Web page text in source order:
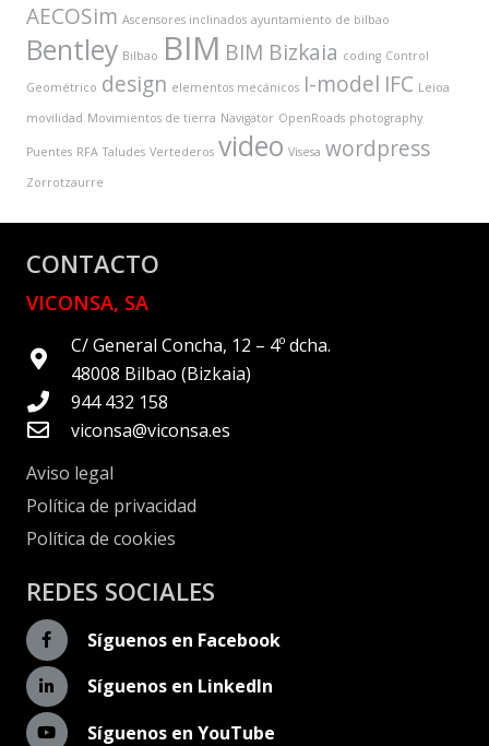
AECOSim Ascensores inclinados ayuntamiento de bilbao
Bentley Bilbao BIM BIM Bizkaia coding Control
Geométrico design elementos mecánicos I-model IFC Leioa
movilidad Movimientos de tierra Navigator OpenRoads photography
Puentes RFA Taludes Vertederos video Visesa wordpress
Zorrotzaurre
CONTACTO
VICONSA, SA
C/ General Concha, 12 – 4º dcha.
48008 Bilbao (Bizkaia)
944 432 158
viconsa@viconsa.es
Aviso legal
Política de privacidad
Política de cookies
REDES SOCIALES
Síguenos en Facebook
Síguenos en LinkedIn
Síguenos en YouTube